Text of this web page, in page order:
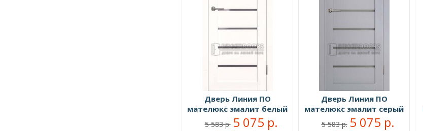
Дверь Линия ПО
мателюкс эмалит белый
5 583 р. 5 075 р.
Дверь Линия ПО
мателюкс эмалит серый
5 583 р. 5 075 р.